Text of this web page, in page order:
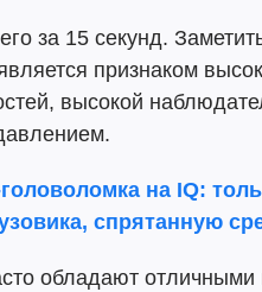
за 15 секунд.
признаком
высокой
на IQ:
спрятанную
обладают отличными